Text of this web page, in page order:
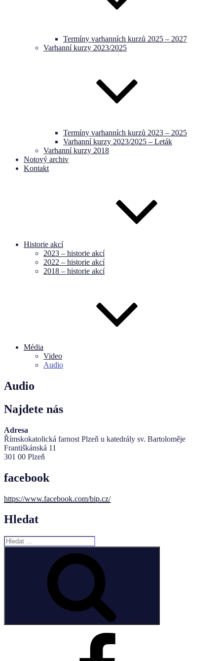
Termíny varhanních kurzů 2025 – 2027
Varhanní kurzy 2023/2025
Termíny varhanních kurzů 2023 – 2025
Varhanní kurzy 2023/2025 – Leták
Varhanní kurzy 2018
Notový archiv
Kontakt
Historie akcí
2023 – historie akcí
2022 – historie akcí
2018 – historie akcí
Média
Video
Audio
Audio
Najdete nás
Adresa
Římskokatolická farnost Plzeň u katedrály sv. Bartoloměje
Františkánská 11
301 00 Plzeň
facebook
https://www.facebook.com/bip.cz/
Hledat
Hledat: